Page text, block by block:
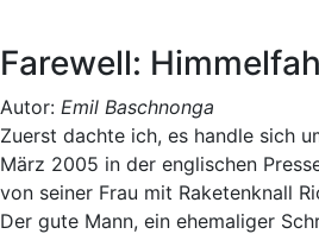
Farewell:
Autor: Emil Baschnonga
Zuerst dachte ich, es handle sich
März 2005 in der englischen
von seiner Frau mit Raketenknall
Der gute Mann, ein ehemaliger